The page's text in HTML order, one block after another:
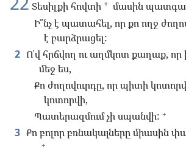
Տեսիլքի հովտի * մասին
Ի՞նչ է պատահել, որ քո ողջ
է բարձրացել:
2 Ո՛վ հրճվող ու աղմկոտ քաղաք,
մեջ ես,
Քո ժողովուրդը, որ պիտի
կոտորվի,
Պատերազմում չի սպանվի: +
3 Քո բոլոր բռնակալները միասին
+